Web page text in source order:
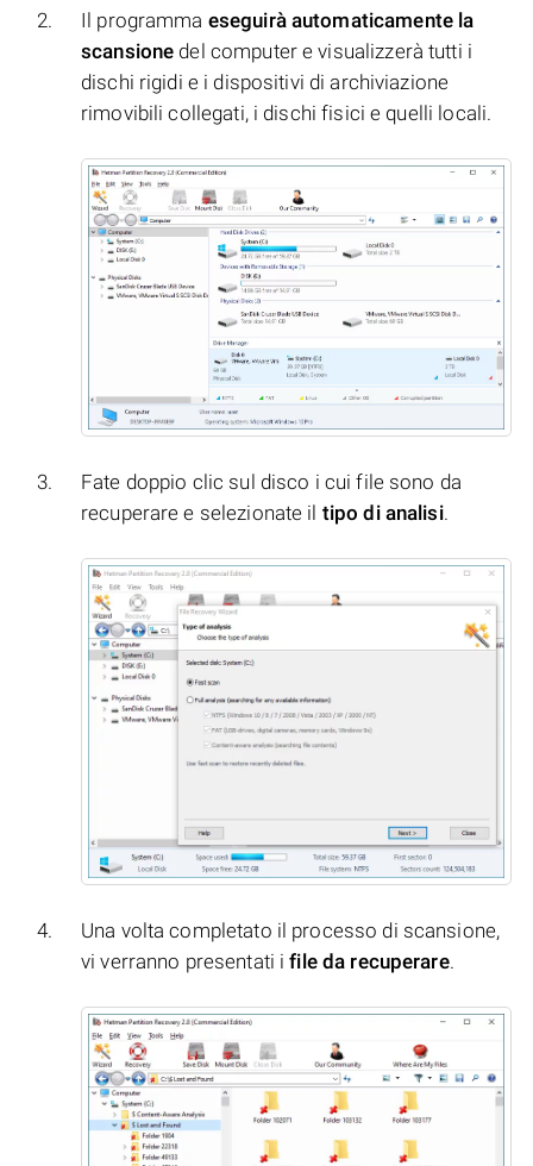
Il programma eseguirà automaticamente la
scansione del computer e visualizzerà tutti i
dischi rigidi e i dispositivi di archiviazione
rimovibili collegati, i dischi fisici e quelli locali.
Fate doppio clic sul disco i cui file sono da
recuperare e selezionate il tipo di analisi.
Una volta completato il processo di scansione,
vi verranno presentati ifile da recuperare.